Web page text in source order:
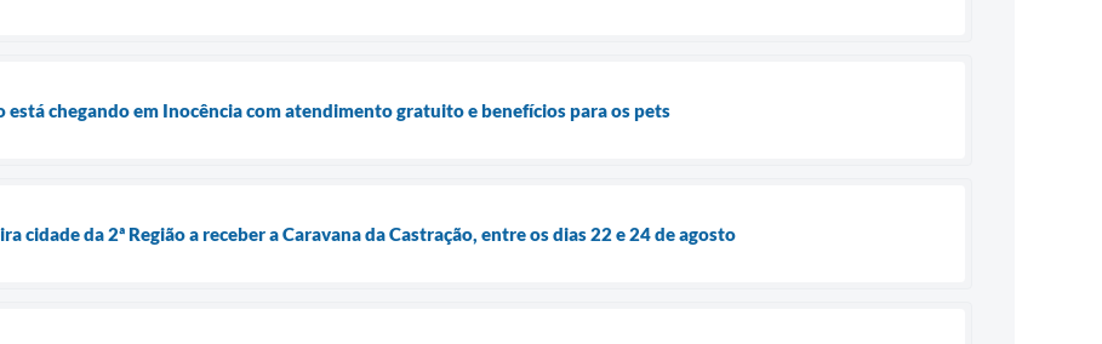
está chegando em Inocência com atendimento gratuito e benefícios para os pets
cidade da 2ª Região a receber a Caravana da Castração, entre os dias 22 e 24 de agosto